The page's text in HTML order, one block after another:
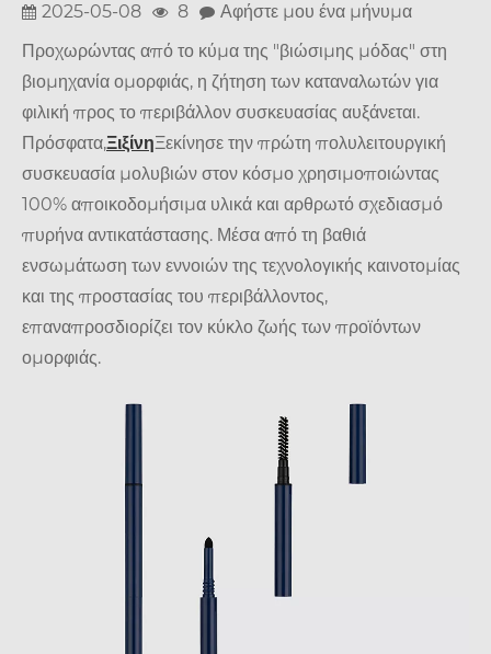
2025-05-08 8
Αφήστε μου ένα μήνυμα
Προχωρώντας από το κύμα της "βιώσιμης μόδας" στη
βιομηχανία ομορφιάς, η ζήτηση των καταναλωτών για
φιλική προς το περιβάλλον συσκευασίας αυξάνεται.
Πρόσφατα,ΞιξίνηΞεκίνησε την πρώτη πολυλειτουργική
συσκευασία μολυβιών στον κόσμο χρησιμοποιώντας
100% αποικοδομήσιμα υλικά και αρθρωτό σχεδιασμό
πυρήνα αντικατάστασης. Μέσα από τη βαθιά
ενσωμάτωση των εννοιών της τεχνολογικής καινοτομίας
και της προστασίας του περιβάλλοντος,
επαναπροσδιορίζει τον κύκλο ζωής των προϊόντων
ομορφιάς.